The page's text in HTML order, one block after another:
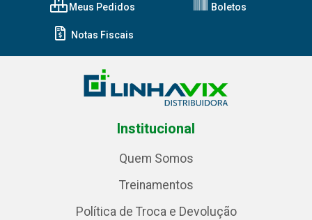
Meus Pedidos Boletos
Notas Fiscais
Institucional
Quem Somos
Treinamentos
Política de Troca e Devolução